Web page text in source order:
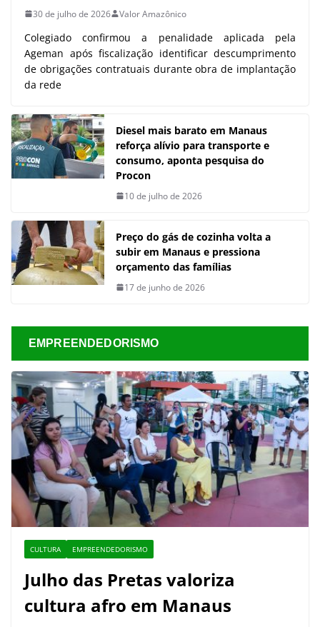
30 de julho de 2026 Valor Amazônico
Colegiado confirmou a penalidade aplicada pela
Ageman após fiscalização identificar descumprimento
de obrigações contratuais durante obra de implantação
da rede
Diesel mais barato em Manaus
reforça alívio para transporte e
consumo, aponta pesquisa do
Procon
10 de julho de 2026
Preço do gás de cozinha volta a
subir em Manaus e pressiona
orçamento das famílias
17 de junho de 2026
EMPREENDEDORISMO
CULTURA EMPREENDEDORISMO
Julho das Pretas valoriza
cultura afro em Manaus